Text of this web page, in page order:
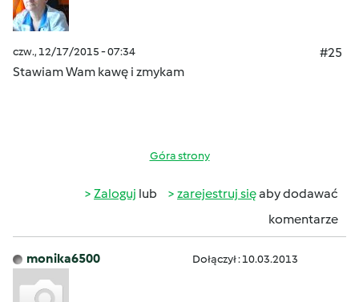
czw., 12/17/2015 - 07:34
#25
Stawiam Wam kawę i zmykam
Góra strony
Zaloguj lub zarejestruj sięaby dodawać
komentarze
monika6500 Dołączył : 10.03.2013